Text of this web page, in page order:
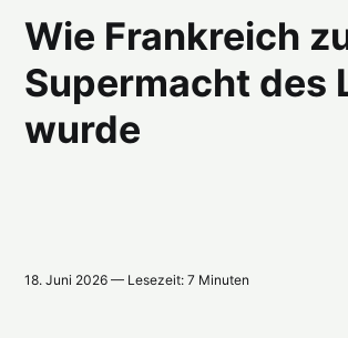
Wie Frankreich
Supermacht des
wurde
18. Juni 2026 — Lesezeit: 7 Minuten